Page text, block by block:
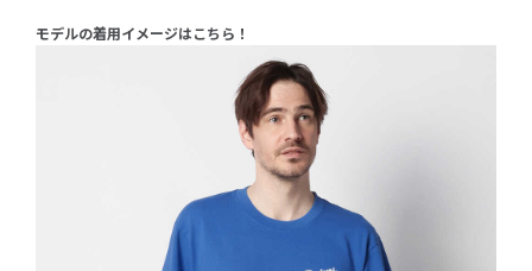
モデルの着用イメージはこちら！